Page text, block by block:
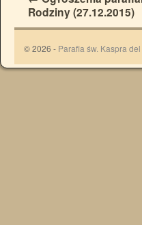
Rodziny (27.12.2015)
© 2026 - Parafia św. Kaspra